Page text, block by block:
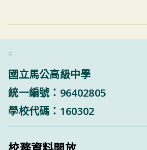
:::
國立馬公高級中學
統一編號：96402805
學校代碼：160302